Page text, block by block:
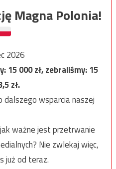
Magna Polonia!
2026
15 000zł, zebraliśmy:15
zł.
dalszego wsparcia naszej
ważne jest przetrwanie
Nie zwlekaj więc,
już od teraz.